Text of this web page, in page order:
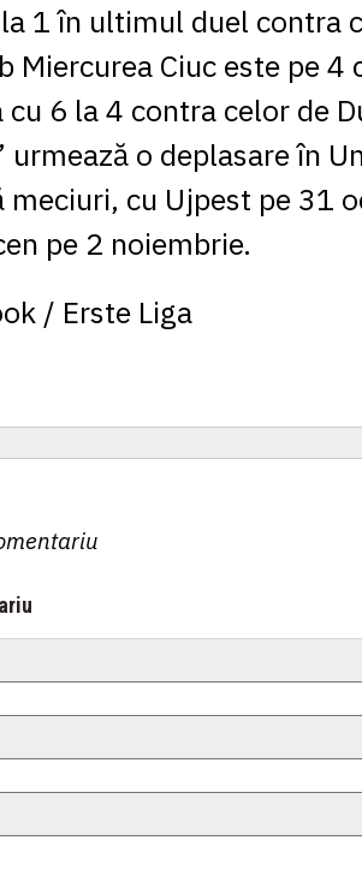
1 în ultimul duel contra
Miercurea Ciuc este pe 4
6 la 4 contra celor de
urmează o deplasare în
meciuri, cu Ujpest pe 31
pe 2 noiembrie.
/ Erste Liga